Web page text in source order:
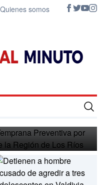
Quienes somos
Temprana
para ocho